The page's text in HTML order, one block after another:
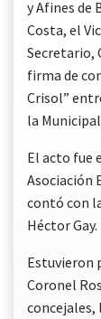
y Afines de
Costa, el
Secretario,
firma de
Crisol”
la
El acto fue
Asociación
contó con
Héctor Gay.
Estuvieron
Coronel
concejales,